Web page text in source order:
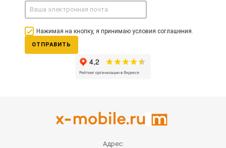
Нажимая на кнопку, я принимаю условия соглашения.
ОТПРАВИТЬ
Адрес: